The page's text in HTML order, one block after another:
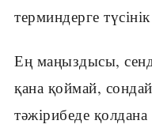
терминдерге
Ең маңыздысы,
қана қоймай,
тәжірибеде қолдана